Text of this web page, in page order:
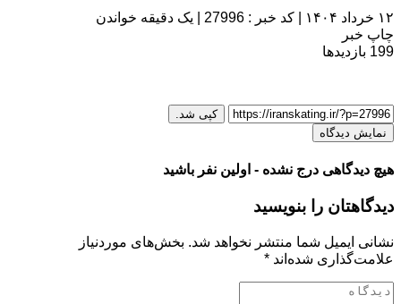
۱۲ خرداد ۱۴۰۴ کد خبر : 27996
یک دقیقه خواندن
چاپ خبر
199 بازدیدها
کپی شد.
نمایش دیدگاه
هیچ دیدگاهی درج نشده - اولین نفر باشید
دیدگاهتان را بنویسید
نشانی ایمیل شما منتشر نخواهد شد. بخش‌های موردنیاز
علامت‌گذاری شده‌اند *